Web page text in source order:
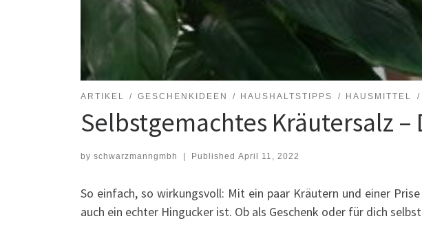
ARTIKEL GESCHENKIDEEN HAUSHALTSTIPPS HAUSMITTEL
Selbstgemachtes Kräutersalz –
by schwarzmanngmbh Published April 11, 2022
So einfach, so wirkungsvoll: Mit ein paar Kräutern und einer
auch ein echter Hingucker ist. Ob als Geschenk oder für dich